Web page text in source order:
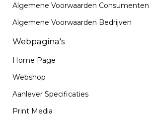
Algemene Voorwaarden Consumenten
Algemene Voorwaarden Bedrijven
Webpagina's
Home Page
Webshop
Aanlever Specificaties
Print Media